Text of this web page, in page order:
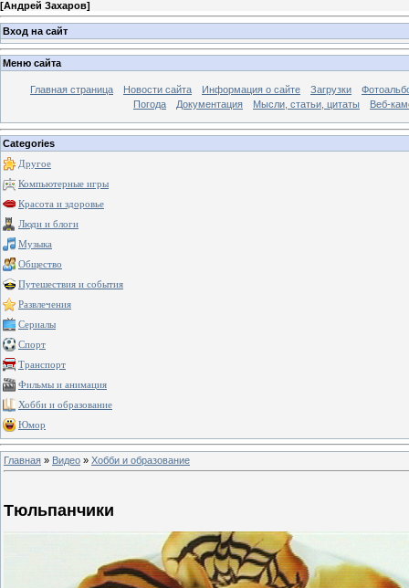
[Андрей Захаров]
Вход на сайт
Меню сайта
Главная страница Новости сайта Информация о сайте Загрузки
Погода
Документация Мысли, статьи, цитаты Веб-
Categories
Другое
Компьютерные игры
Красота и здоровье
Люди и блоги
Музыка
Общество
Путешествия и события
Развлечения
Сериалы
Спорт
Транспорт
Фильмы и анимация
Хобби и образование
Юмор
Главная » Видео » Хобби и образование
Тюльпанчики